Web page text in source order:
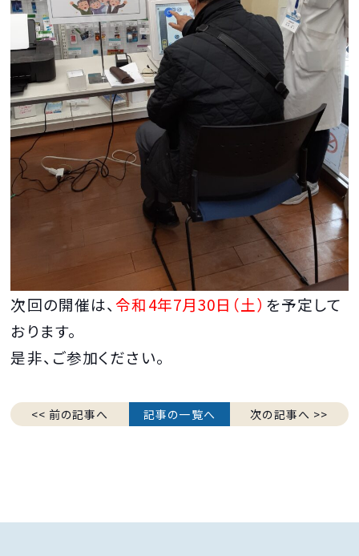
次回の開催は、令和4年7月30日（土） を予定して
おります。
是非、ご参加ください。
<< 前の記事へ 記事の一覧へ 次の記事へ >>